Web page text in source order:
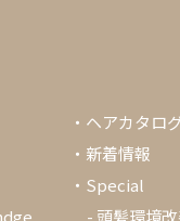
・ ヘアカタロ
・ 新着情報
・Special
- 頭髪環境